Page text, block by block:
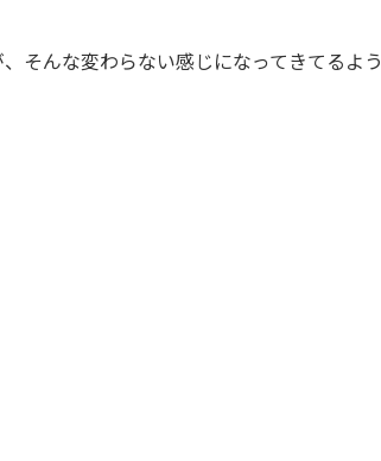
そんな変わらない感じになってきてるよう